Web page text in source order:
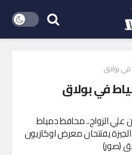
بولاق
في بولاق
علي الزواج.. محافظ دمياط
يفتتحان معرض اوكازيون
(صور)